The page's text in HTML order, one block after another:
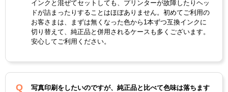
インクと混ぜてセットしても、プリンターが故障したりヘッ
ドが詰まったりすることはほぼありません。初めてご利用の
お客さまは、まずは無くなった色から1本ずつ互換インクに
切り替えて、純正品と併用されるケースも多くございます。
安心してご利用ください。
写真印刷をしたいのですが、純正品と比べて色味は落ちます